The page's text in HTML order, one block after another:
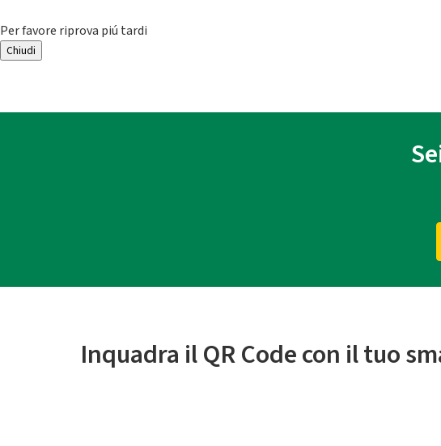
Per favore riprova piú tardi
Chiudi
Inquadra il QR Code con il tuo